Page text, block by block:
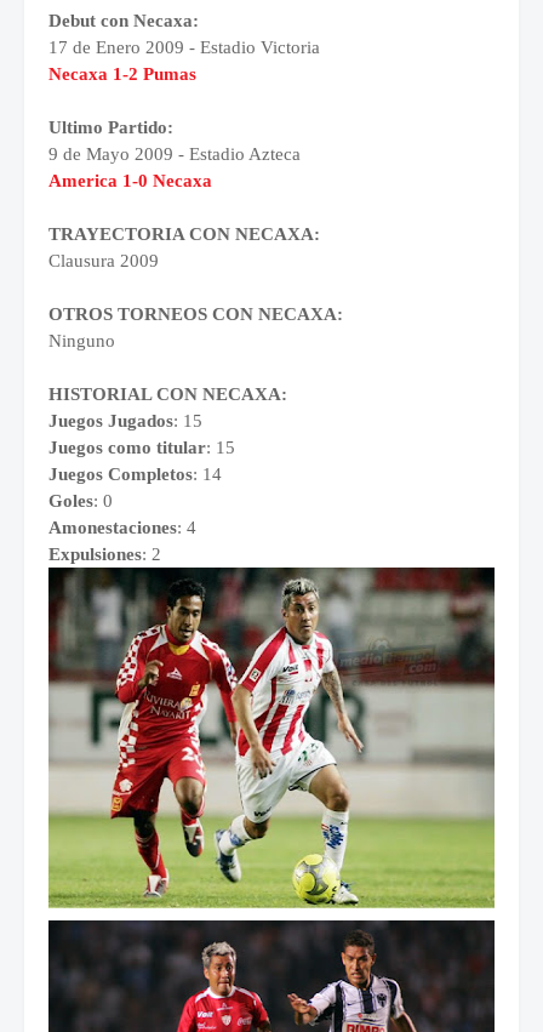
Debut con Necaxa:
17 de Enero 2009 - Estadio Victoria
Necaxa 1-2 Pumas
Ultimo Partido:
9 de Mayo 2009 - Estadio Azteca
America 1-0 Necaxa
TRAYECTORIA CON NECAXA:
Clausura 2009
OTROS TORNEOS CON NECAXA:
Ninguno
HISTORIAL CON NECAXA:
Juegos Jugados: 15
Juegos como titular: 15
Juegos Completos: 14
Goles: 0
Amonestaciones: 4
Expulsiones: 2